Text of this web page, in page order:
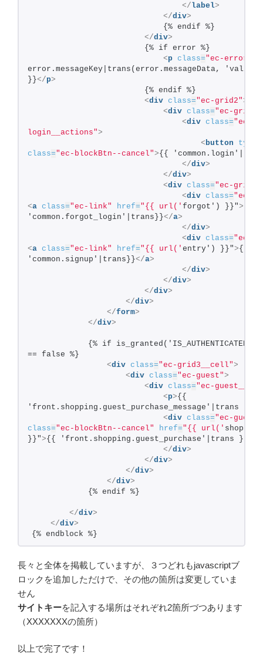
</label>
</div>
                            {% endif %}
</div>
                        {% if error %}
<p class="ec-
error.messageKey|trans(error.messageData,
}}</p>
                        {% endif %}
<div class="ec-grid2">
<div class="ec-
<div class="ec-
login__actions">
< button type
class="ec-blockBtn--cancel">{{
</div>
</div>
<div class="ec-
<div class="ec-
<a class="ec-link" href="{{ url(' forgot') }}">
'common.forgot_login'|trans}}</a>
</div>
<div class="ec-
<a class="ec-link" href="{{ url(' entry') }}">{{
'common.signup'|trans}}</a>
</div>
</div>
</div>
</div>
</form>
</div>
{% if
== false %}
<div class="ec-grid3__cell">
<div class="ec-guest">
<div class="ec-
<p>{{
'front.shopping.guest_purchase_message'|trans }}
<div class="ec-
class="ec-blockBtn--cancel" href="{{ url('
}}">{{ 'front.shopping.guest_purchase'|trans }}
</div>
</div>
</div>
</div>
            {% endif %}
</div>
</div>
{% endblock %}
長々と全体を掲載していますが、３つどれもjavascriptブ
ロックを追加しただけで、その他の箇所は変更していま
せん
サイトキーを記入する場所はそれぞれ2箇所づつあります
（XXXXXXXの箇所）
以上で完了です！